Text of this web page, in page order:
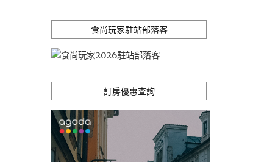
食尚玩家駐站部落客
訂房優惠查詢